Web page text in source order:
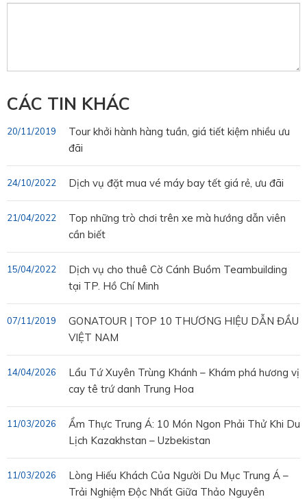
CÁC TIN KHÁC
Tour khởi hành hàng tuần, giá tiết kiệm nhiều ưu
đãi
20/11/2019
Dịch vụ đặt mua vé máy bay tết giá rẻ, ưu đãi
24/10/2022
Top những trò chơi trên xe mà hướng dẫn viên
cần biết
21/04/2022
Dịch vụ cho thuê Cờ Cánh Buồm Teambuilding
tại TP. Hồ Chí Minh
15/04/2022
GONATOUR | TOP 10 THƯƠNG HIỆU DẪN ĐẦU
VIỆT NAM
07/11/2019
Lẩu Tứ Xuyên Trùng Khánh – Khám phá hương vị
cay tê trứ danh Trung Hoa
14/04/2026
Ẩm Thực Trung Á: 10 Món Ngon Phải Thử Khi Du
Lịch Kazakhstan – Uzbekistan
11/03/2026
Lòng Hiếu Khách Của Người Du Mục Trung Á –
Trải Nghiệm Độc Nhất Giữa Thảo Nguyên
11/03/2026